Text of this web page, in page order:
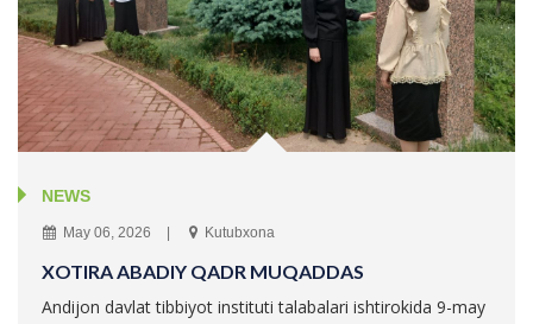
NEWS
May 06, 2026 Kutubxona
XOTIRA ABADIY QADR MUQADDAS
Andijon davlat tibbiyot instituti talabalari ishtirokida 9-may